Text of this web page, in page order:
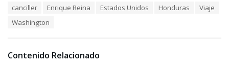
i
canciller Enrique Reina Estados Unidos Honduras
Viaje
Washington
Contenido Relacionado